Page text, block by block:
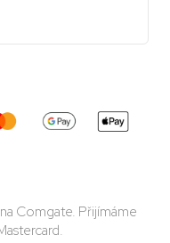
Comgate. Přijímáme